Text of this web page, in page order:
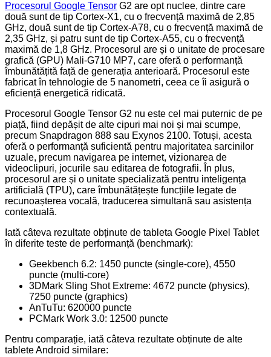
Procesorul Google Tensor G2 are opt nuclee, dintre care
două sunt de tip Cortex-X1, cu o frecvență maximă de 2,85
GHz, două sunt de tip Cortex-A78, cu o frecvență maximă de
2,35 GHz, și patru sunt de tip Cortex-A55, cu o frecvență
maximă de 1,8 GHz. Procesorul are și o unitate de procesare
grafică (GPU) Mali-G710 MP7, care oferă o performanță
îmbunătățită față de generația anterioară. Procesorul este
fabricat în tehnologie de 5 nanometri, ceea ce îi asigură o
eficiență energetică ridicată.
Procesorul Google Tensor G2 nu este cel mai puternic de pe
piață, fiind depășit de alte cipuri mai noi și mai scumpe,
precum Snapdragon 888 sau Exynos 2100. Totuși, acesta
oferă o performanță suficientă pentru majoritatea sarcinilor
uzuale, precum navigarea pe internet, vizionarea de
videoclipuri, jocurile sau editarea de fotografii. În plus,
procesorul are și o unitate specializată pentru inteligența
artificială (TPU), care îmbunătățește funcțiile legate de
recunoașterea vocală, traducerea simultană sau asistența
contextuală.
Iată câteva rezultate obținute de tableta Google Pixel Tablet
în diferite teste de performanță (benchmark):
Geekbench 6.2: 1450 puncte (single-core), 4550
puncte (multi-core)
3DMark Sling Shot Extreme: 4672 puncte (physics),
7250 puncte (graphics)
AnTuTu: 620000 puncte
PCMark Work 3.0: 12500 puncte
Pentru comparație, iată câteva rezultate obținute de alte
tablete Android similare: